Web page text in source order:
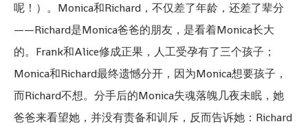
呢！）。Monica和Richard，不仅差了年龄，还差了辈分
——Richard是Monica爸爸的朋友，是看着Monica长大
的。Frank和Alice修成正果，人工受孕有了三个孩子；
Monica和Richard最终遗憾分开，因为Monica想要孩子，
而Richard不想。分手后的Monica失魂落魄几夜未眠，她
爸爸来看望她，并没有责备和训斥，反而告诉她：Richard